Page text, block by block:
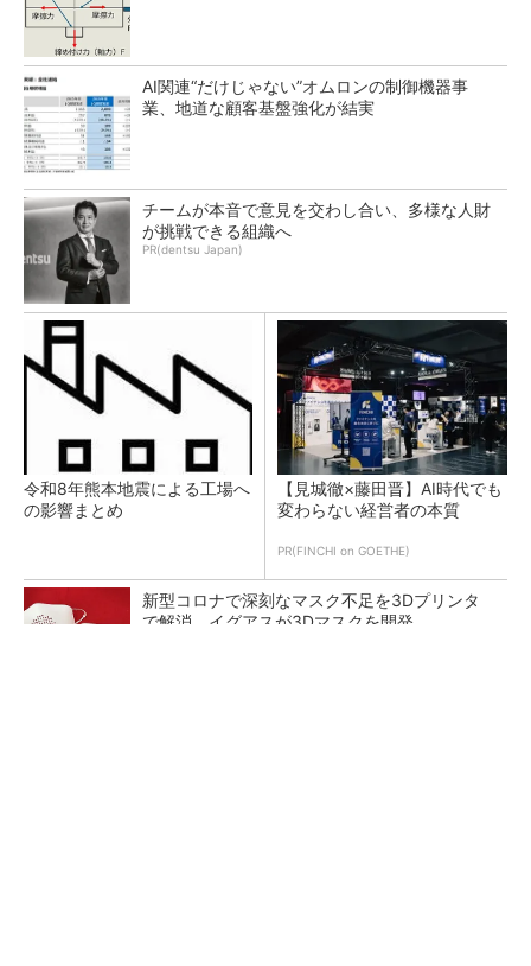
AI関連“だけじゃない”オムロンの制御機器事
業、地道な顧客基盤強化が結実
チームが本音で意見を交わし合い、多様な人財
が挑戦できる組織へ
PR(dentsu Japan)
令和8年熊本地震による工場へ
の影響まとめ
【見城徹×藤田晋】AI時代でも
変わらない経営者の本質
PR(FINCHI on GOETHE)
新型コロナで深刻なマスク不足を3Dプリンタ
で解消、イグアスが3Dマスクを開発